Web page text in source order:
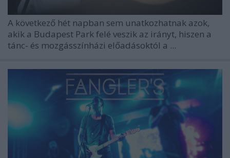
A következő hét napban sem unatkozhatnak azok,
akik a Budapest Parkfelé veszik az irányt, hiszen a
tánc- és mozgásszínházi előadásoktól a ...